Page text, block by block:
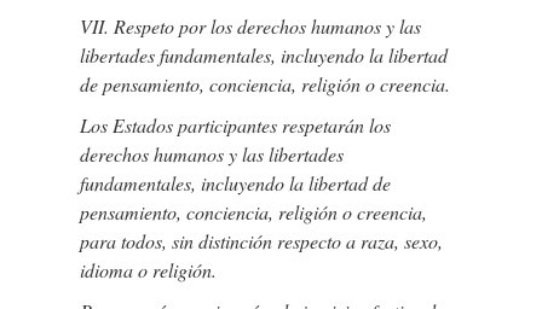
VII. Respeto por los derechos humanos y las
libertades fundamentales, incluyendo la libertad
de pensamiento, conciencia, religión o creencia.
Los Estados participantes respetarán los
derechos humanos y las libertades
fundamentales, incluyendo la libertad de
pensamiento, conciencia, religión o creencia,
para todos, sin distinción respecto a raza, sexo,
idioma o religión.